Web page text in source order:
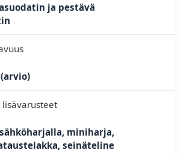
ja pestävä
miniharja,
seinäteline